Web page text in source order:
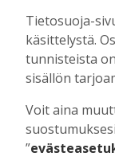
UUSIMMAT
Tietosuoja-
käsittelystä.
tunnisteista
sisällön
Voit aina
”